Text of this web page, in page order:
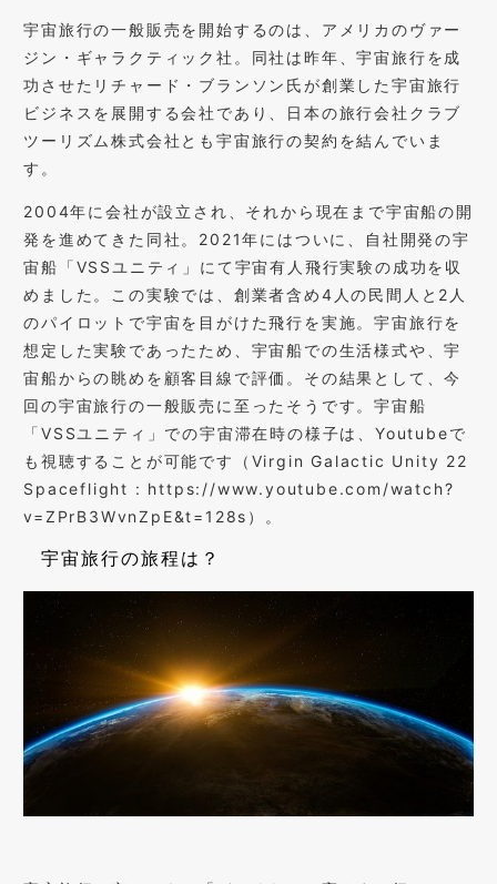
宇宙旅行の一般販売を開始するのは、アメリカのヴァー
ジン・ギャラクティック社。同社は昨年、宇宙旅行を成
功させたリチャード・ブランソン氏が創業した宇宙旅行
ビジネスを展開する会社であり、日本の旅行会社クラブ
ツーリズム株式会社とも宇宙旅行の契約を結んでいま
す。
2004年に会社が設立され、それから現在まで宇宙船の開
発を進めてきた同社。2021年にはついに、自社開発の宇
宙船「VSSユニティ」にて宇宙有人飛行実験の成功を収
めました。この実験では、創業者含め4人の民間人と2人
のパイロットで宇宙を目がけた飛行を実施。宇宙旅行を
想定した実験であったため、宇宙船での生活様式や、宇
宙船からの眺めを顧客目線で評価。その結果として、今
回の宇宙旅行の一般販売に至ったそうです。宇宙船
「VSSユニティ」での宇宙滞在時の様子は、Youtubeで
も視聴することが可能です（Virgin Galactic Unity 22
Spaceflight : https://www.youtube.com/watch?
v=ZPrB3WvnZpE&t=128s）。
宇宙旅行の旅程は？